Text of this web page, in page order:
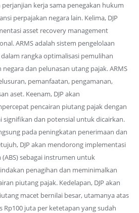
kerja sama penegakan hukum
perpajakan negara lain. Kelima, DJP
asset recovery management
ARMS adalah sistem pengelolaan
rangka optimalisasi pemulihan
dan pelunasan utang pajak. ARMS
pemanfaatan, pengamanan,
aset. Keenam, DJP akan
pencairan piutang pajak dengan
signifikan dan potensial untuk dicairkan.
pada peningkatan penerimaan dan
DJP akan mendorong implementasi
sebagai instrumen untuk
penagihan dan meminimalkan
piutang pajak. Kedelapan, DJP akan
macet bernilai besar, utamanya atas
Rp100 juta per ketetapan yang sudah